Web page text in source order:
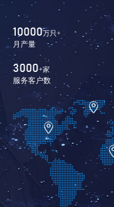
10000万只+
月产量
3000+家
服务客户数